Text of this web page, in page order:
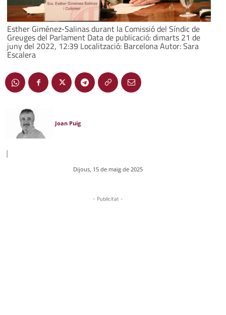
Esther Giménez-Salinas durant la Comissió del Síndic de
Greuges del Parlament Data de publicació: dimarts 21 de
juny del 2022, 12:39 Localització: Barcelona Autor: Sara
Escalera
Joan Puig
|
Dijous, 15 de maig de 2025
- Publicitat -